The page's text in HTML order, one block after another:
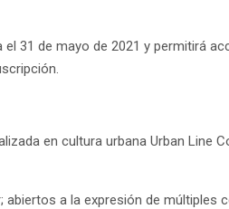
31 de mayo de 2021 y permitirá
en cultura urbana Urban Line
a la expresión de múltiples